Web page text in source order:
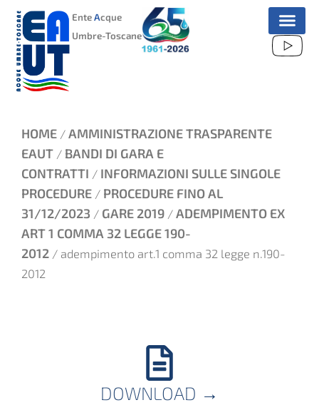
VAI
CONTENUTO
EnteAcque
Umbre-Toscane
HOME / AMMINISTRAZIONE TRASPARENTE
EAUT / BANDI DI GARA E
CONTRATTI / INFORMAZIONI SULLE SINGOLE
PROCEDURE / PROCEDURE FINO AL
31/12/2023 / GARE 2019 / ADEMPIMENTO EX
ART 1 COMMA 32 LEGGE 190-
2012 / adempimento art.1 comma 32 legge n.190-
2012
DOWNLOAD →